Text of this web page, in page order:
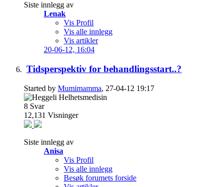
Siste innlegg av
Lenak
Vis Profil
Vis alle innlegg
Vis artikler
20-06-12, 16:04
Tidsperspektiv for behandlingsstart..?
Started by Mumimamma, 27-04-12 19:17
8 Svar
12,131 Visninger
Siste innlegg av
Anisa
Vis Profil
Vis alle innlegg
Besøk forumets forside